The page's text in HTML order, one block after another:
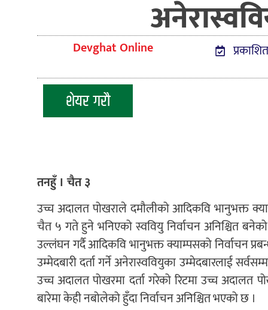
Devghat Online
शेयर गरौ
तनहुँ । चैत ३
उच्च अदालत पोखराले दमौलीको आदिकवि भानुभक्त
चैत ५ गते हुने भनिएको स्ववियु निर्वाचन अनिश्चित बनेको
उल्लंघन गर्दै आदिकवि भानुभक्त क्याम्पसको निर्वाचन
उम्मेदबारी दर्ता गर्ने अनेरास्ववियुका उम्मेदबारलाई
उच्च अदालत पोखरमा दर्ता गरेको रिटमा उच्च अदालत
बारेमा केही नबोलेको हुँदा निर्वाचन अनिश्चित भएको छ ।